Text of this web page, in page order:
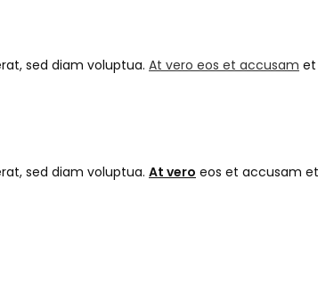
sed diam voluptua. At vero eos et accusam et
sed diam voluptua. At vero eos et accusam et